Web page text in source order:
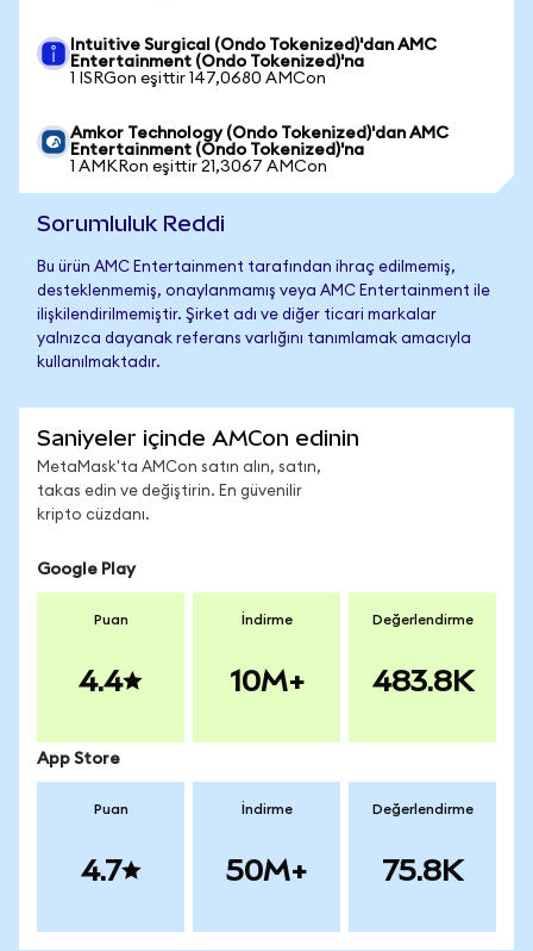
Intuitive Surgical (Ondo Tokenized)'dan AMC
Entertainment (Ondo Tokenized)'na
1 ISRGon eşittir 147,0680 AMCon
Amkor Technology (Ondo Tokenized)'dan AMC
Entertainment (Ondo Tokenized)'na
1 AMKRon eşittir 21,3067 AMCon
Sorumluluk Reddi
Bu ürün AMC Entertainment tarafından ihraç edilmemiş,
desteklenmemiş, onaylanmamış veya AMC Entertainment ile
ilişkilendirilmemiştir. Şirket adı ve diğer ticari markalar
yalnızca dayanak referans varlığını tanımlamak amacıyla
kullanılmaktadır.
Saniyeler içinde AMCon edinin
MetaMask'ta AMCon satın alın, satın,
takas edin ve değiştirin. En güvenilir
kripto cüzdanı.
Google Play
Puan
4.4
İndirme
10M+
Değerlendirme
483.8K
App Store
Puan
4.7
İndirme
50M+
Değerlendirme
75.8K